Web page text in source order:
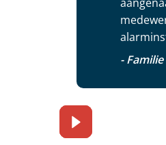
- Familie